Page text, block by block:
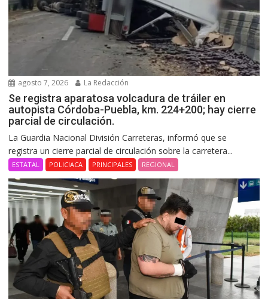
agosto 7, 2026 La Redacción
Se registra aparatosa volcadura de tráiler en
autopista Córdoba-Puebla, km. 224+200; hay cierre
parcial de circulación.
La Guardia Nacional División Carreteras, informó que se
registra un cierre parcial de circulación sobre la carretera...
ESTATAL POLICIACA PRINCIPALES REGIONAL